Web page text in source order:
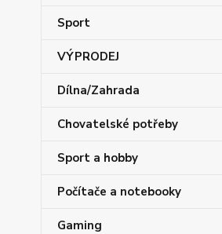
Sport
VÝPRODEJ
Dílna/Zahrada
Chovatelské potřeby
Sport a hobby
Počítače a notebooky
Gaming